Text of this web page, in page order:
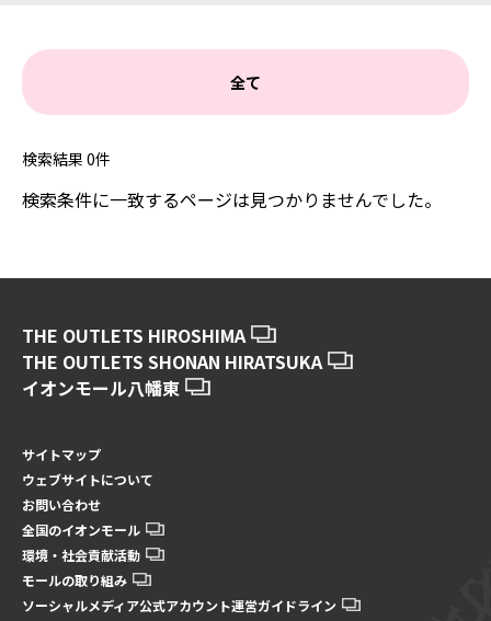
全て
検索結果 0件
検索条件に一致するページは見つかりませんでした。
THE OUTLETS HIROSHIMA
THE OUTLETS SHONAN HIRATSUKA
イオンモール八幡東
サイトマップ
ウェブサイトについて
お問い合わせ
全国のイオンモール
環境・社会貢献活動
モールの取り組み
ソーシャルメディア公式アカウント運営ガイドライン